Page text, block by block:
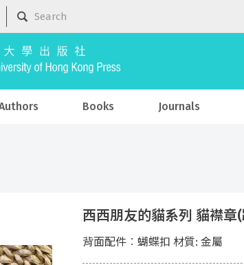
Books Journals
西西朋友的貓系列 貓襟章
背面配件︰蝴蝶扣 材質: 金屬